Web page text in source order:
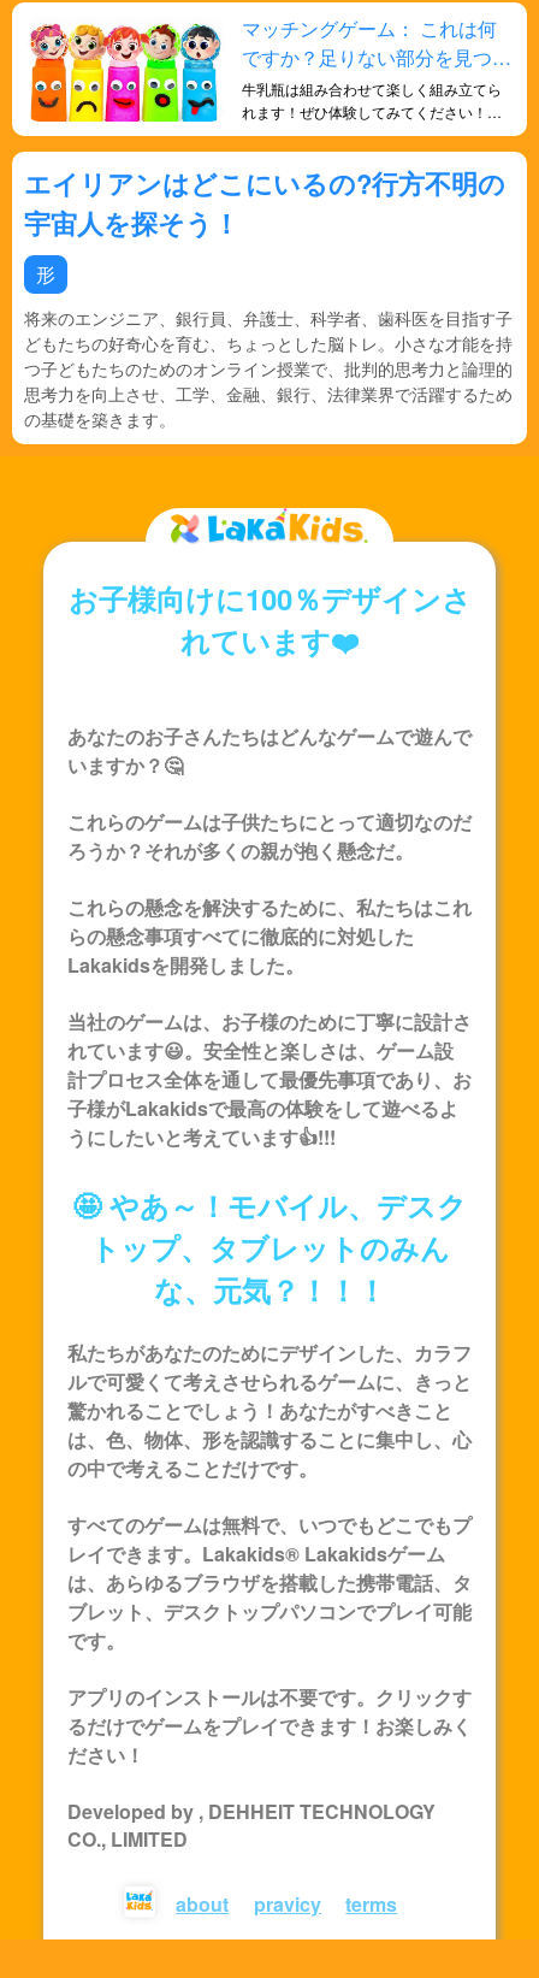
マッチングゲーム： これは何
ですか？足りない部分を見つけ
よう！
牛乳瓶は組み合わせて楽しく組み立てら
れます！ぜひ体験してみてください！こ
のゲームは、お子様が様々な形を理解
し、記憶力を高めるのに役立ちます。ま
た、アイテムを比較して組み合わせを合
わせるという概念も理解できます。
エイリアンはどこにいるの?行方不明の
宇宙人を探そう！
形
将来のエンジニア、銀行員、弁護士、科学者、歯科医を目指す子
どもたちの好奇心を育む、ちょっとした脳トレ。小さな才能を持
つ子どもたちのためのオンライン授業で、批判的思考力と論理的
思考力を向上させ、工学、金融、銀行、法律業界で活躍するため
の基礎を築きます。
お子様向けに100％デザインさ
れています❤️
あなたのお子さんたちはどんなゲームで遊んで
いますか？🤔
これらのゲームは子供たちにとって適切なのだ
ろうか？それが多くの親が抱く懸念だ。
これらの懸念を解決するために、私たちはこれ
らの懸念事項すべてに徹底的に対処した
Lakakidsを開発しました。
当社のゲームは、お子様のために丁寧に設計さ
れています😃。安全性と楽しさは、ゲーム設
計プロセス全体を通して最優先事項であり、お
子様がLakakidsで最高の体験をして遊べるよ
うにしたいと考えています👍!!!
🤩 やあ～！モバイル、デスク
トップ、タブレットのみん
な、元気？！！！
私たちがあなたのためにデザインした、カラフ
ルで可愛くて考えさせられるゲームに、きっと
驚かれることでしょう！あなたがすべきこと
は、色、物体、形を認識することに集中し、心
の中で考えることだけです。
すべてのゲームは無料で、いつでもどこでもプ
レイできます。Lakakids® Lakakidsゲーム
は、あらゆるブラウザを搭載した携帯電話、タ
ブレット、デスクトップパソコンでプレイ可能
です。
アプリのインストールは不要です。クリックす
るだけでゲームをプレイできます！お楽しみく
ださい！
Developed by , DEHHEIT TECHNOLOGY
CO., LIMITED
about pravicy terms